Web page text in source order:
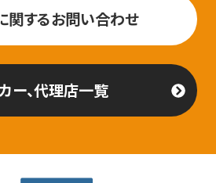
関するお問い合わせ
ー、代理店一覧